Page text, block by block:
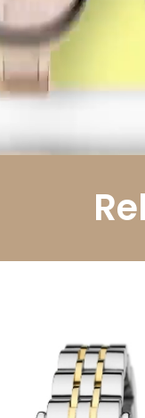
Privacidade.
conforme